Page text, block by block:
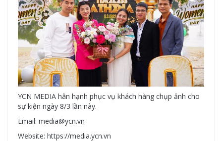
YCN MEDIA hân hạnh phục vụ khách hàng chụp ảnh cho
sự kiện ngày 8/3 lần này.
Email: media@ycn.vn
Website: https://media.ycn.vn